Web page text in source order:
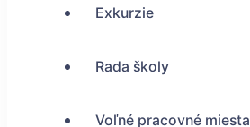
Exkurzie
Rada školy
Voľné pracovné miesta